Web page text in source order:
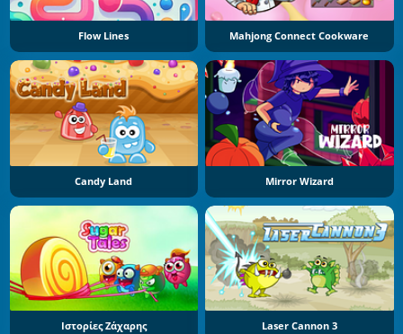
Flow Lines Mahjong Connect Cookware
Candy Land Mirror Wizard
Ιστορίες Ζάχαρης Laser Cannon 3